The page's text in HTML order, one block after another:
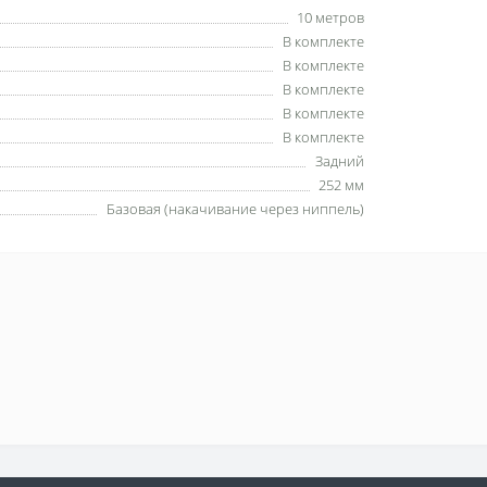
10 метров
В комплекте
В комплекте
В комплекте
В комплекте
В комплекте
Задний
252 мм
Базовая (накачивание через ниппель)